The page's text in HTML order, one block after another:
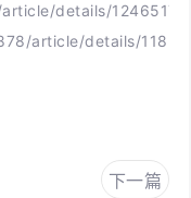
details/
article/details/
下一篇